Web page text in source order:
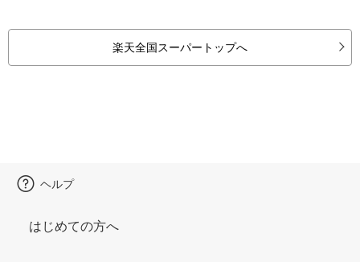
楽天全国スーパートップへ
ヘルプ
はじめての方へ